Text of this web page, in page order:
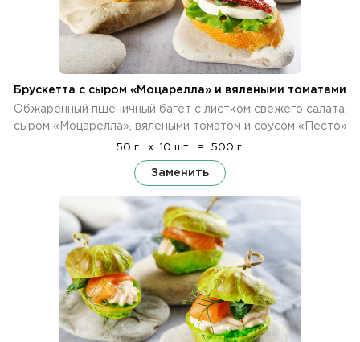
Брускетта с сыром «Моцарелла» и вялеными томатами
Обжаренный пшеничный багет с листком свежего салата,
сыром «Моцарелла», вялеными томатом и соусом «Песто»
50 г. x 10 шт. = 500 г.
Заменить